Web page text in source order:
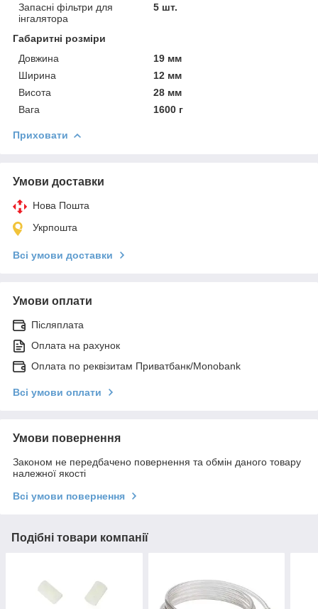
Запасні фільтри для
інгалятора
5 шт.
Габаритні розміри
Довжина
19 мм
Ширина
12 мм
Висота
28 мм
Вага
1600 г
Приховати
Умови доставки
Нова Пошта
Укрпошта
Всі умови доставки
Умови оплати
Післяплата
Оплата на рахунок
Оплата по реквізитам Приватбанк/Monobank
Всі умови оплати
Умови повернення
Законом не передбачено повернення та обмін даного товару
належної якості
Всі умови повернення
Подібні товари компанії